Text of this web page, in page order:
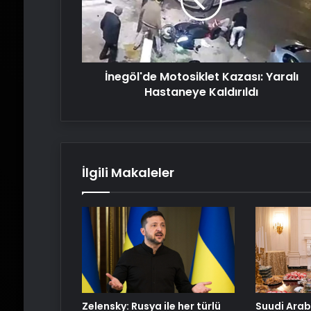
Kaldırıldı
İnegöl'de Motosiklet Kazası: Yaralı
Hastaneye Kaldırıldı
İlgili Makaleler
Zelensky: Rusya ile her türlü
Suudi